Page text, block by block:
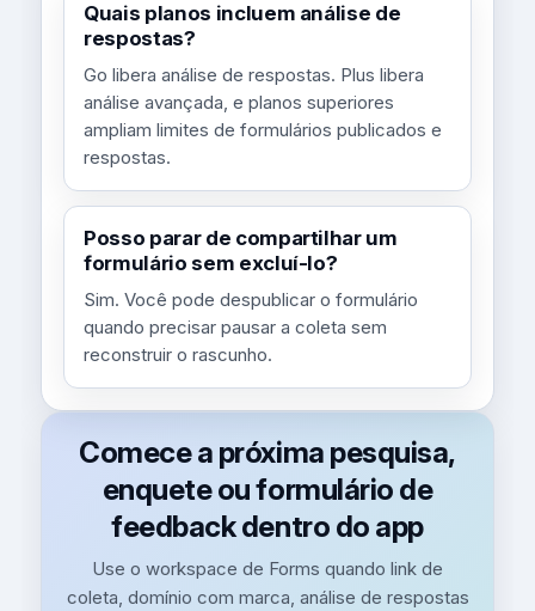
Quais planos incluem análise de
respostas?
Go libera análise de respostas. Plus libera
análise avançada, e planos superiores
ampliam limites de formulários publicados e
respostas.
Posso parar de compartilhar um
formulário sem excluí-lo?
Sim. Você pode despublicar o formulário
quando precisar pausar a coleta sem
reconstruir o rascunho.
Comece a próxima pesquisa,
enquete ou formulário de
feedback dentro do app
Use o workspace de Forms quando link de
coleta, domínio com marca, análise de respostas